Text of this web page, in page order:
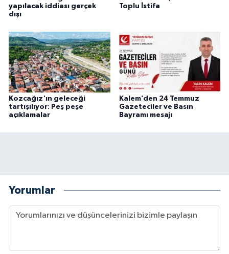
yapılacak iddiası gerçek
dışı
Toplu İstifa
Kozcağız'ın geleceği
tartışılıyor: Peş peşe
açıklamalar
Kalem’den 24 Temmuz
Gazeteciler ve Basın
Bayramı mesajı
Yorumlar